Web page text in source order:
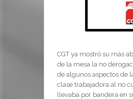
CGT ya mostró su más
de la mesa la no
de algunos aspectos de
clase trabajadora al no
llevaba por bandera en